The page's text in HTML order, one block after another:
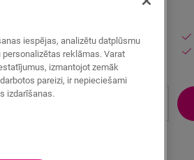
QSVSCOT40104
apdare
grīdai
iespējas, analizētu datplūsmu
reklāmas. Varat
izmantojot zemāk
pareizi, ir nepieciešami
izdarīšanas.